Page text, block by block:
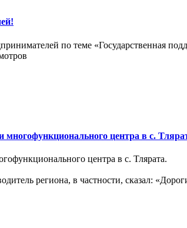
по теме «Государственная
многофункционального центра в с.
центра в с. Тлярата.
региона, в частности, сказал: